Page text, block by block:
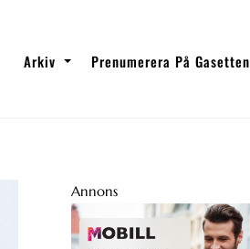
Arkiv Prenumerera På Gasetten
Annons